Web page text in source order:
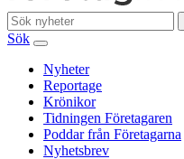
Sök
Nyheter
Reportage
Krönikor
Tidningen Företagaren
Poddar från Företagarna
Nyhetsbrev